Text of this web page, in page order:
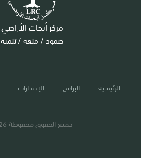
مركز أبحاث الأراضي
صمود / منعة / تنمية
الرئيسية البرامج الإصدارات
جميع الحقوق محفوظة 2026